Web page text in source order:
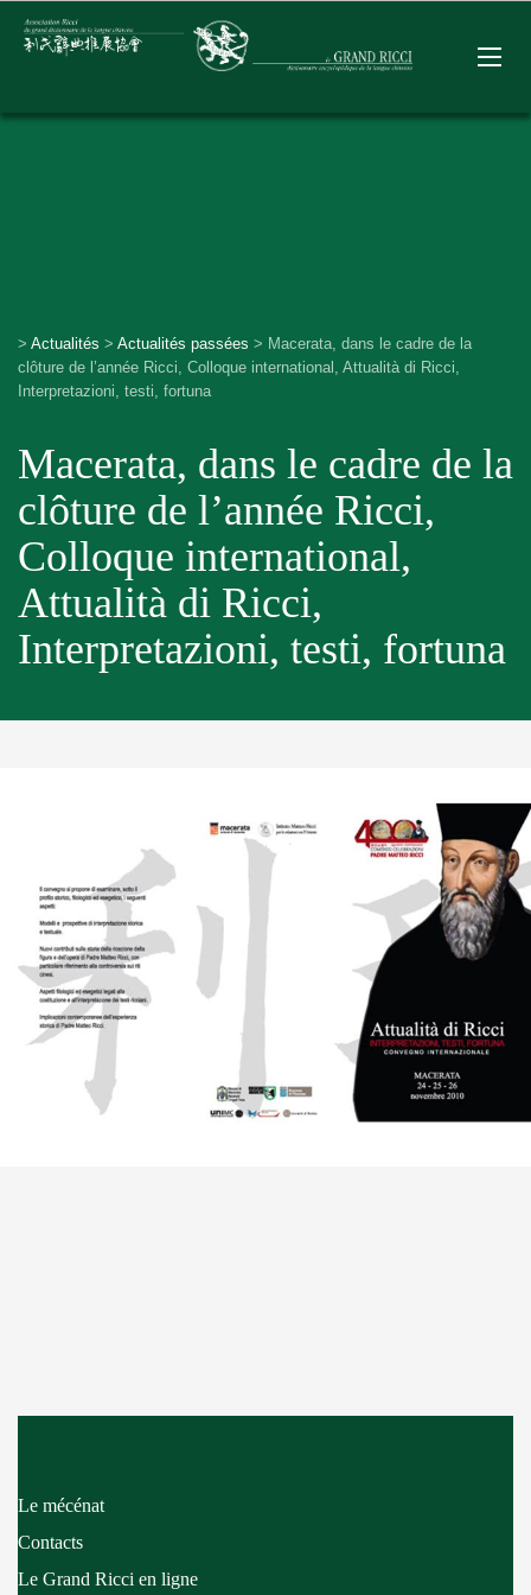
> Actualités > Actualités passées > Macerata, dans le cadre de la
clôture de l’année Ricci, Colloque international, Attualità di Ricci,
Interpretazioni, testi, fortuna
Macerata, dans le cadre de la
clôture de l’année Ricci,
Colloque international,
Attualità di Ricci,
Interpretazioni, testi, fortuna
Le mécénat
Contacts
Le Grand Ricci en ligne